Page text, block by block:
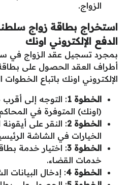
الزواج.
استخراج بطاقة زواج
الدفع الإلكتروني اونك
بمجرد تسجيل عقد الزواج في
أطراف العقد الحصول على
الإلكتروني اونك باتباع الخطوات
الخطوة 1
: التوجه إلى
(اونك) المتوفرة في المحاكم
الخطوة 2 : النقر على
الخيارات في الشاشة
الخطوة 3
: اختيار خدمة
خدمات القضاء.
الخطوة 4
: إدخال